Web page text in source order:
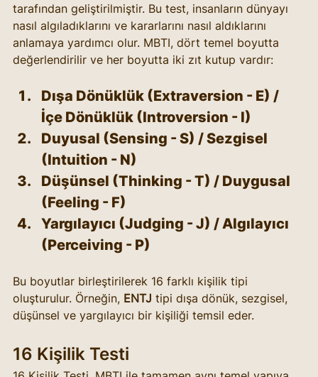
tarafından geliştirilmiştir. Bu test, insanların dünyayı
nasıl algıladıklarını ve kararlarını nasıl aldıklarını
anlamaya yardımcı olur. MBTI, dört temel boyutta
değerlendirilir ve her boyutta iki zıt kutup vardır:
Dışa Dönüklük (Extraversion - E) /
İçe Dönüklük (Introversion - I)
Duyusal (Sensing - S) / Sezgisel
(Intuition - N)
Düşünsel (Thinking - T) / Duygusal
(Feeling - F)
Yargılayıcı (Judging - J) / Algılayıcı
(Perceiving - P)
Bu boyutlar birleştirilerek 16 farklı kişilik tipi
oluşturulur. Örneğin, ENTJ tipi dışa dönük, sezgisel,
düşünsel ve yargılayıcı bir kişiliği temsil eder.
16 Kişilik Testi